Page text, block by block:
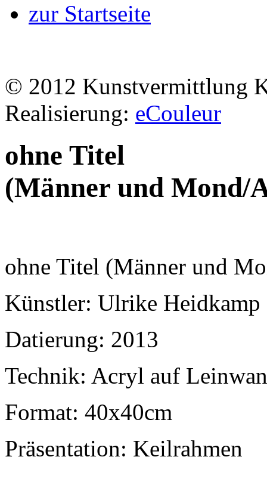
zur Startseite
© 2012 Kunstvermittlung
Realisierung: eCouleur
ohne Titel
(Männer und Mond/
ohne Titel (Männer und
Künstler: Ulrike Heidkamp
Datierung: 2013
Technik: Acryl auf
Format: 40x40cm
Präsentation: Keilrahmen